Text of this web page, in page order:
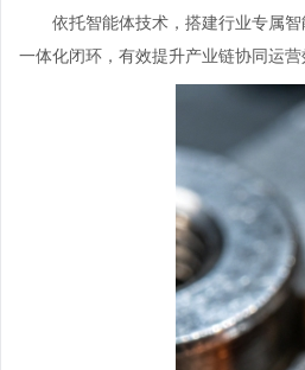
依托智能体技术，搭建行业专属
一体化闭环，有效提升产业链协同运营